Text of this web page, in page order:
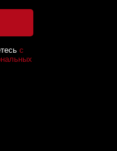
с